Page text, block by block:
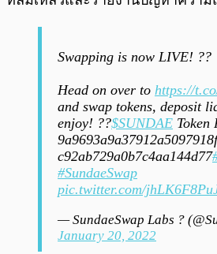
Swapping is now LIVE! ??
Head on over to https://
and swap tokens, deposit
enjoy! ??$SUNDAE
c92ab729a0b7c4aa144d77
#SundaeSwap
pic.twitter.com/
— SundaeSwap Labs ?
January 20, 2022